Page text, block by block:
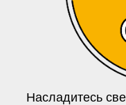
Насладитесь